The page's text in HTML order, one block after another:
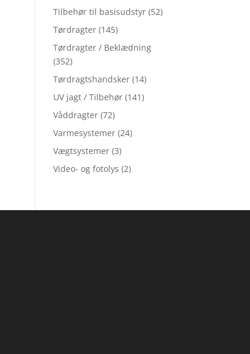
Tilbehør til basisudstyr (52)
Tørdragter (145)
Tørdragter / Beklædning
(352)
Tørdragtshandsker (14)
UV jagt / Tilbehør (141)
Våddragter (72)
Varmesystemer (24)
Vægtsystemer (3)
Video- og fotolys (2)